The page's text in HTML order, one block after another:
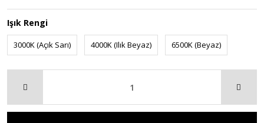
Işık Rengi
3000K (Açık Sarı) 4000K (Ilık Beyaz) 6500K (Beyaz)